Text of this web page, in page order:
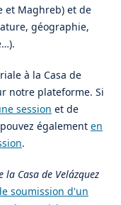
et Maghreb) et de
géographie,
à la Casa de
notre plateforme. Si
session et de
également en
.
la Casa de Velázquez
soumission d'un